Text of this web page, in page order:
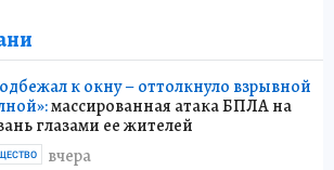
к окну – оттолкнуло взрывной
массированная атака БПЛА на
глазами ее жителей
вчера